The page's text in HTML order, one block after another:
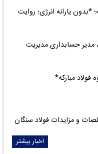
یارانه انرژی؛ روایت
مدیر حسابداری مدیریت
و مزایدات فولاد سنگان
اخبار بیشتر